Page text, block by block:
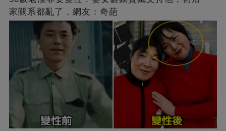
家關系都亂了，網友：奇葩